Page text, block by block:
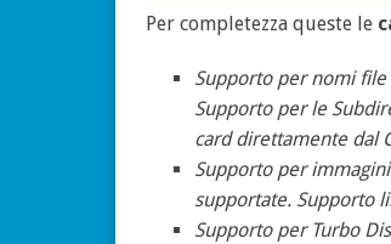
Per completezza queste le
Supporto per nomi file
Supporto per le
card direttamente dal
Supporto per
supportate. Supporto
Supporto per Turbo